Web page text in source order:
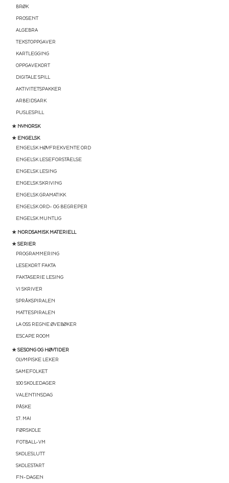
BRØK
PROSENT
ALGEBRA
TEKSTOPPGAVER
KARTLEGGING
OPPGAVEKORT
DIGITALE SPILL
AKTIVITETSPAKKER
ARBEIDSARK
PUSLESPILL
★ NYNORSK
★ ENGELSK
ENGELSK HØYFREKVENTE ORD
ENGELSK LESEFORSTÅELSE
ENGELSK LESING
ENGELSK SKRIVING
ENGELSK GRAMATIKK
ENGELSK ORD- OG BEGREPER
ENGELSK MUNTLIG
★ NORDSAMISK MATERIELL
★ SERIER
PROGRAMMERING
LESEKORT FAKTA
FAKTASERIE LESING
VI SKRIVER
SPRÅKSPIRALEN
MATTESPIRALEN
LA OSS REGNE ØVEBØKER
ESCAPE ROOM
★ SESONG OG HØYTIDER
OLYMPISKE LEKER
SAMEFOLKET
100 SKOLEDAGER
VALENTINSDAG
PÅSKE
17. MAI
FØRSKOLE
FOTBALL-VM
SKOLESLUTT
SKOLESTART
FN-DAGEN